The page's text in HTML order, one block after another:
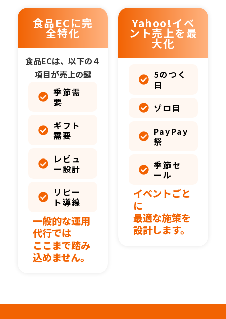
食品ECに完
全特化
食品ECは、以下の４
項目が売上の鍵
季節需
要
ギフト
需要
レビュ
ー設計
リピー
ト導線
一般的な運用
代行では
ここまで踏み
込めません。
Yahoo!イベ
ント売上を最
大化
5のつく
日
ゾロ目
PayPay
祭
季節セ
ール
イベントごと
に
最適な施策を
設計します。